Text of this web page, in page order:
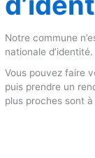
Notre commune
nationale d’identité.
Vous pouvez faire
puis prendre un
plus proches sont